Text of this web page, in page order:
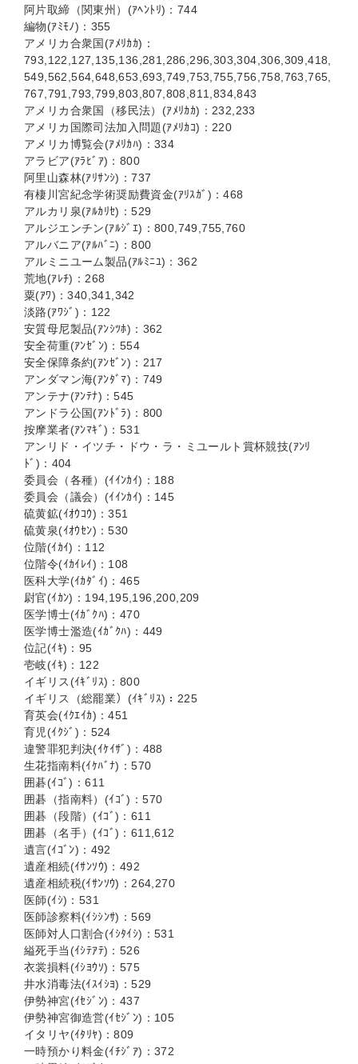
阿片取締（関東州）(ｱﾍﾝﾄﾘ)：744
編物(ｱﾐﾓﾉ)：355
アメリカ合衆国(ｱﾒﾘｶｶ)：
793,122,127,135,136,281,286,296,303,304,306,309,418,
549,562,564,648,653,693,749,753,755,756,758,763,765,
767,791,793,799,803,807,808,811,834,843
アメリカ合衆国（移民法）(ｱﾒﾘｶｶ)：232,233
アメリカ国際司法加入問題(ｱﾒﾘｶｺ)：220
アメリカ博覧会(ｱﾒﾘｶﾊ)：334
アラビア(ｱﾗﾋﾞｱ)：800
阿里山森林(ｱﾘｻﾝｼ)：737
有棲川宮紀念学術奨励費資金(ｱﾘｽｶﾞ)：468
アルカリ泉(ｱﾙｶﾘｾ)：529
アルジエンチン(ｱﾙｼﾞｴ)：800,749,755,760
アルバニア(ｱﾙﾊﾞﾆ)：800
アルミニユーム製品(ｱﾙﾐﾆﾕ)：362
荒地(ｱﾚﾁ)：268
粟(ｱﾜ)：340,341,342
淡路(ｱﾜｼﾞ)：122
安質母尼製品(ｱﾝｼﾂﾎ)：362
安全荷重(ｱﾝｾﾞﾝ)：554
安全保障条約(ｱﾝｾﾞﾝ)：217
アンダマン海(ｱﾝﾀﾞﾏ)：749
アンテナ(ｱﾝﾃﾅ)：545
アンドラ公国(ｱﾝﾄﾞﾗ)：800
按摩業者(ｱﾝﾏｷﾞ)：531
アンリド・イツチ・ドウ・ラ・ミユールト賞杯競技(ｱﾝﾘ
ﾄﾞ)：404
委員会（各種）(ｲｲﾝｶｲ)：188
委員会（議会）(ｲｲﾝｶｲ)：145
硫黄鉱(ｲｵｳｺｳ)：351
硫黄泉(ｲｵｳｾﾝ)：530
位階(ｲｶｲ)：112
位階令(ｲｶｲﾚｲ)：108
医科大学(ｲｶﾀﾞｲ)：465
尉官(ｲｶﾝ)：194,195,196,200,209
医学博士(ｲｶﾞｸﾊ)：470
医学博士濫造(ｲｶﾞｸﾊ)：449
位記(ｲｷ)：95
壱岐(ｲｷ)：122
イギリス(ｲｷﾞﾘｽ)：800
イギリス（総罷業）(ｲｷﾞﾘｽ)：225
育英会(ｲｸｴｲｶ)：451
育児(ｲｸｼﾞ)：524
違警罪犯判決(ｲｹｲｻﾞ)：488
生花指南料(ｲｹﾊﾞﾅ)：570
囲碁(ｲｺﾞ)：611
囲碁（指南料）(ｲｺﾞ)：570
囲碁（段階）(ｲｺﾞ)：611
囲碁（名手）(ｲｺﾞ)：611,612
遺言(ｲｺﾞﾝ)：492
遺産相続(ｲｻﾝｿｳ)：492
遺産相続税(ｲｻﾝｿｳ)：264,270
医師(ｲｼ)：531
医師診察料(ｲｼｼﾝｻ)：569
医師対人口割合(ｲｼﾀｲｼ)：531
縊死手当(ｲｼﾃｱﾃ)：526
衣裳損料(ｲｼﾖｳｿ)：575
井水消毒法(ｲｽｲｼﾖ)：529
伊勢神宮(ｲｾｼﾞﾝ)：437
伊勢神宮御造営(ｲｾｼﾞﾝ)：105
イタリヤ(ｲﾀﾘﾔ)：809
一時預かり料金(ｲﾁｼﾞｱ)：372